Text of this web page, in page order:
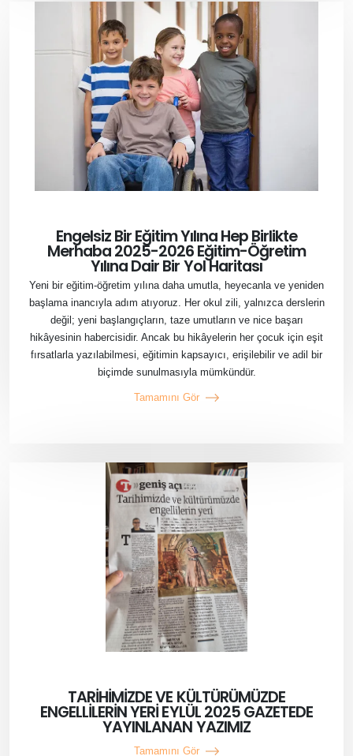
Engelsiz Bir Eğitim Yılına Hep Birlikte
Merhaba 2025-2026 Eğitim-Öğretim
Yılına Dair Bir Yol Haritası
Yeni bir eğitim-öğretim yılına daha umutla, heyecanla ve yeniden
başlama inancıyla adım atıyoruz. Her okul zili, yalnızca derslerin
değil; yeni başlangıçların, taze umutların ve nice başarı
hikâyesinin habercisidir. Ancak bu hikâyelerin her çocuk için eşit
fırsatlarla yazılabilmesi, eğitimin kapsayıcı, erişilebilir ve adil bir
biçimde sunulmasıyla mümkündür.
Tamamını Gör
TARİHİMİZDE VE KÜLTÜRÜMÜZDE
ENGELLİLERİN YERİ EYLÜL 2025 GAZETEDE
YAYINLANAN YAZIMIZ
Tamamını Gör